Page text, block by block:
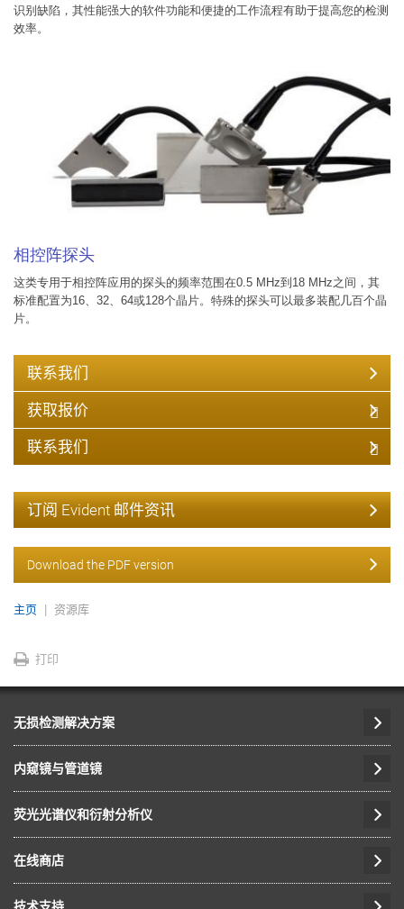
识别缺陷，其性能强大的软件功能和便捷的工作流程有助于提高您的检测
效率。
相控阵探头
这类专用于相控阵应用的探头的频率范围在0.5 MHz到18 MHz之间，其
标准配置为16、32、64或128个晶片。特殊的探头可以最多装配几百个晶
片。
联系我们
获取报价
联系我们
订阅 Evident 邮件资讯
Download the PDF version
主页 资源库
打印
无损检测解决方案
内窥镜与管道镜
荧光光谱仪和衍射分析仪
在线商店